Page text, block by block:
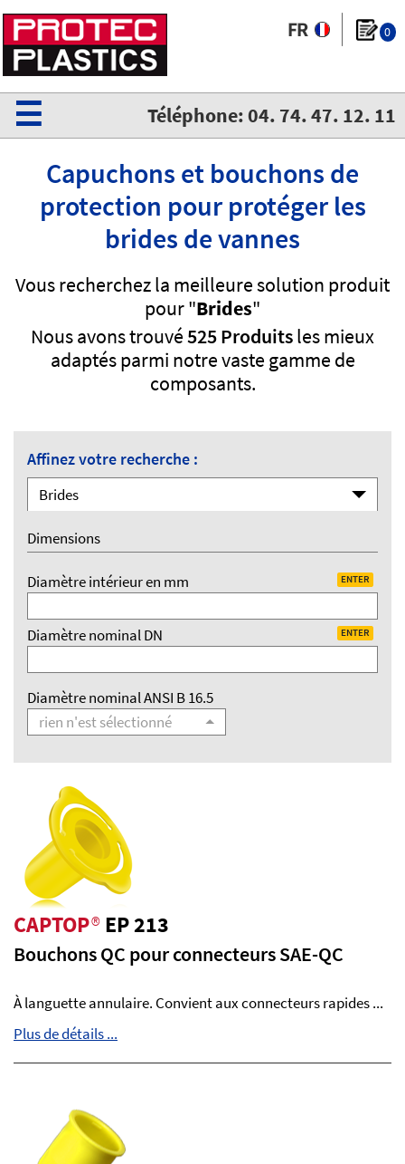
0
Téléphone: 04. 74. 47. 12. 11
☰
Capuchons et bouchons de
protection pour protéger les
brides de vannes
Vous recherchez la meilleure solution produit
pour "Brides"
Nous avons trouvé525 Produitsles mieux
adaptés parmi notre vaste gamme de
composants.
Affinez votre recherche :
Brides
Dimensions
Diamètre intérieur en mm ENTER
Diamètre nominal DN ENTER
Diamètre nominal ANSI B 16.5
rien n'est sélectionné
CAPTOP®EP 213
Bouchons QC pour connecteurs SAE-QC
À languette annulaire. Convient aux connecteurs rapides ...
Plus de détails ...